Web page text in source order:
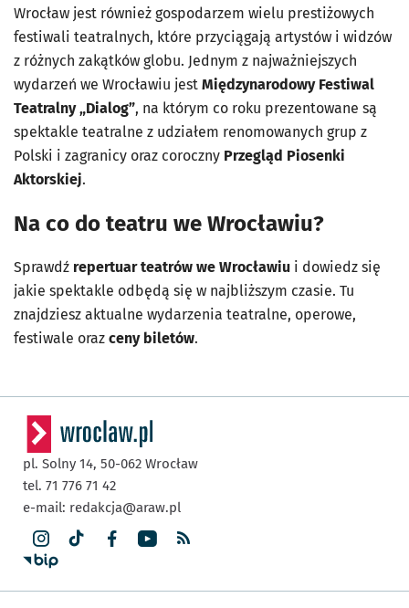
Wrocław jest również gospodarzem wielu prestiżowych
festiwali teatralnych, które przyciągają artystów i widzów
z różnych zakątków globu. Jednym z najważniejszych
wydarzeń we Wrocławiu jest Międzynarodowy Festiwal
Teatralny „Dialog”, na którym co roku prezentowane są
spektakle teatralne z udziałem renomowanych grup z
Polski i zagranicy oraz coroczny Przegląd Piosenki
Aktorskiej.
Na co do teatru we Wrocławiu?
Sprawdź repertuar teatrów we Wrocławiu i dowiedz się
jakie spektakle odbędą się w najbliższym czasie. Tu
znajdziesz aktualne wydarzenia teatralne, operowe,
festiwale oraz ceny biletów.
pl. Solny 14, 50-062 Wrocław
tel. 71 776 71 42
e-mail: redakcja@araw.pl